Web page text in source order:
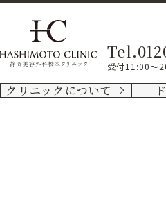
受付11:00～
クリニックについて